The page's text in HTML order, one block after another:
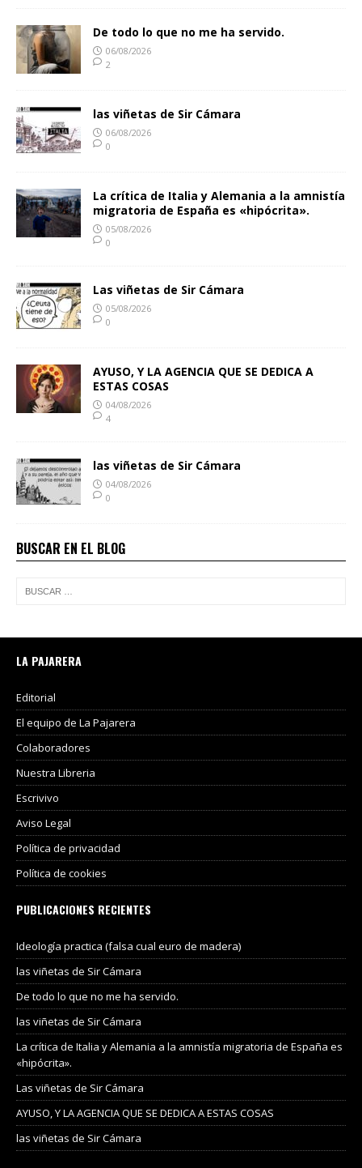
De todo lo que no me ha servido.
06/08/2026
2
las viñetas de Sir Cámara
06/08/2026
0
La crítica de Italia y Alemania a la amnistía
migratoria de España es «hipócrita».
05/08/2026
0
Las viñetas de Sir Cámara
05/08/2026
0
AYUSO, Y LA AGENCIA QUE SE DEDICA A
ESTAS COSAS
04/08/2026
4
las viñetas de Sir Cámara
04/08/2026
0
BUSCAR EN EL BLOG
LA PAJARERA
Editorial
El equipo de La Pajarera
Colaboradores
Nuestra Libreria
Escrivivo
Aviso Legal
Política de privacidad
Política de cookies
PUBLICACIONES RECIENTES
Ideología practica (falsa cual euro de madera)
las viñetas de Sir Cámara
De todo lo que no me ha servido.
las viñetas de Sir Cámara
La crítica de Italia y Alemania a la amnistía migratoria de España es
«hipócrita».
Las viñetas de Sir Cámara
AYUSO, Y LA AGENCIA QUE SE DEDICA A ESTAS COSAS
las viñetas de Sir Cámara